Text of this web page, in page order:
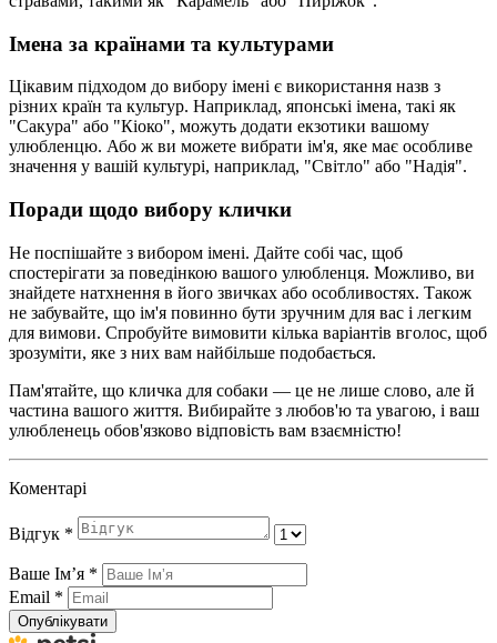
Імена за країнами та культурами
Цікавим підходом до вибору імені є використання назв з
різних країн та культур. Наприклад, японські імена, такі як
"Сакура" або "Кіоко", можуть додати екзотики вашому
улюбленцю. Або ж ви можете вибрати ім'я, яке має особливе
значення у вашій культурі, наприклад, "Світло" або "Надія".
Поради щодо вибору клички
Не поспішайте з вибором імені. Дайте собі час, щоб
спостерігати за поведінкою вашого улюбленця. Можливо, ви
знайдете натхнення в його звичках або особливостях. Також
не забувайте, що ім'я повинно бути зручним для вас і легким
для вимови. Спробуйте вимовити кілька варіантів вголос, щоб
зрозуміти, яке з них вам найбільше подобається.
Пам'ятайте, що кличка для собаки — це не лише слово, але й
частина вашого життя. Вибирайте з любов'ю та увагою, і ваш
улюбленець обов'язково відповість вам взаємністю!
Коментарі
Відгук *
Ваше Імʼя *
Email *
Опублікувати